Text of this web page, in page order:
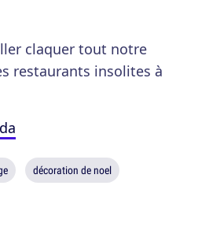
claquer tout notre
restaurants insolites à
décoration de noel